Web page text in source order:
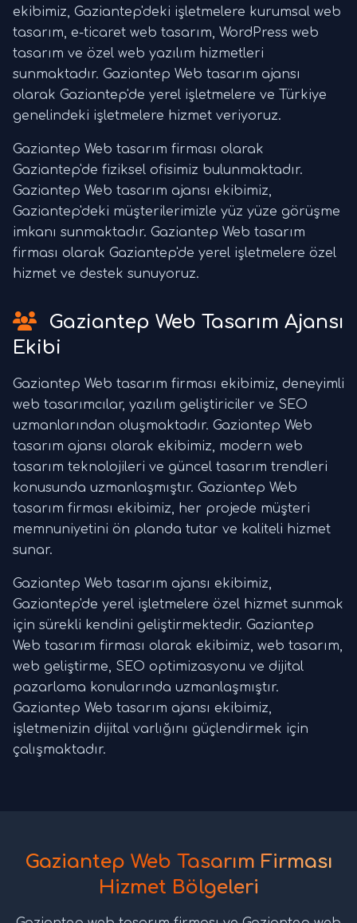
ekibimiz, Gaziantep'deki işletmelere kurumsal web
tasarım, e-ticaret web tasarım, WordPress web
tasarım ve özel web yazılım hizmetleri
sunmaktadır. Gaziantep Web tasarım ajansı
olarak Gaziantep'de yerel işletmelere ve Türkiye
genelindeki işletmelere hizmet veriyoruz.
Gaziantep Web tasarım firması olarak
Gaziantep'de fiziksel ofisimiz bulunmaktadır.
Gaziantep Web tasarım ajansı ekibimiz,
Gaziantep'deki müşterilerimizle yüz yüze görüşme
imkanı sunmaktadır. Gaziantep Web tasarım
firması olarak Gaziantep'de yerel işletmelere özel
hizmet ve destek sunuyoruz.
Gaziantep Web Tasarım Ajansı
Ekibi
Gaziantep Web tasarım firması ekibimiz, deneyimli
web tasarımcılar, yazılım geliştiriciler ve SEO
uzmanlarından oluşmaktadır. Gaziantep Web
tasarım ajansı olarak ekibimiz, modern web
tasarım teknolojileri ve güncel tasarım trendleri
konusunda uzmanlaşmıştır. Gaziantep Web
tasarım firması ekibimiz, her projede müşteri
memnuniyetini ön planda tutar ve kaliteli hizmet
sunar.
Gaziantep Web tasarım ajansı ekibimiz,
Gaziantep'de yerel işletmelere özel hizmet sunmak
için sürekli kendini geliştirmektedir. Gaziantep
Web tasarım firması olarak ekibimiz, web tasarım,
web geliştirme, SEO optimizasyonu ve dijital
pazarlama konularında uzmanlaşmıştır.
Gaziantep Web tasarım ajansı ekibimiz,
işletmenizin dijital varlığını güçlendirmek için
çalışmaktadır.
Gaziantep Web Tasarım Firması
Hizmet Bölgeleri